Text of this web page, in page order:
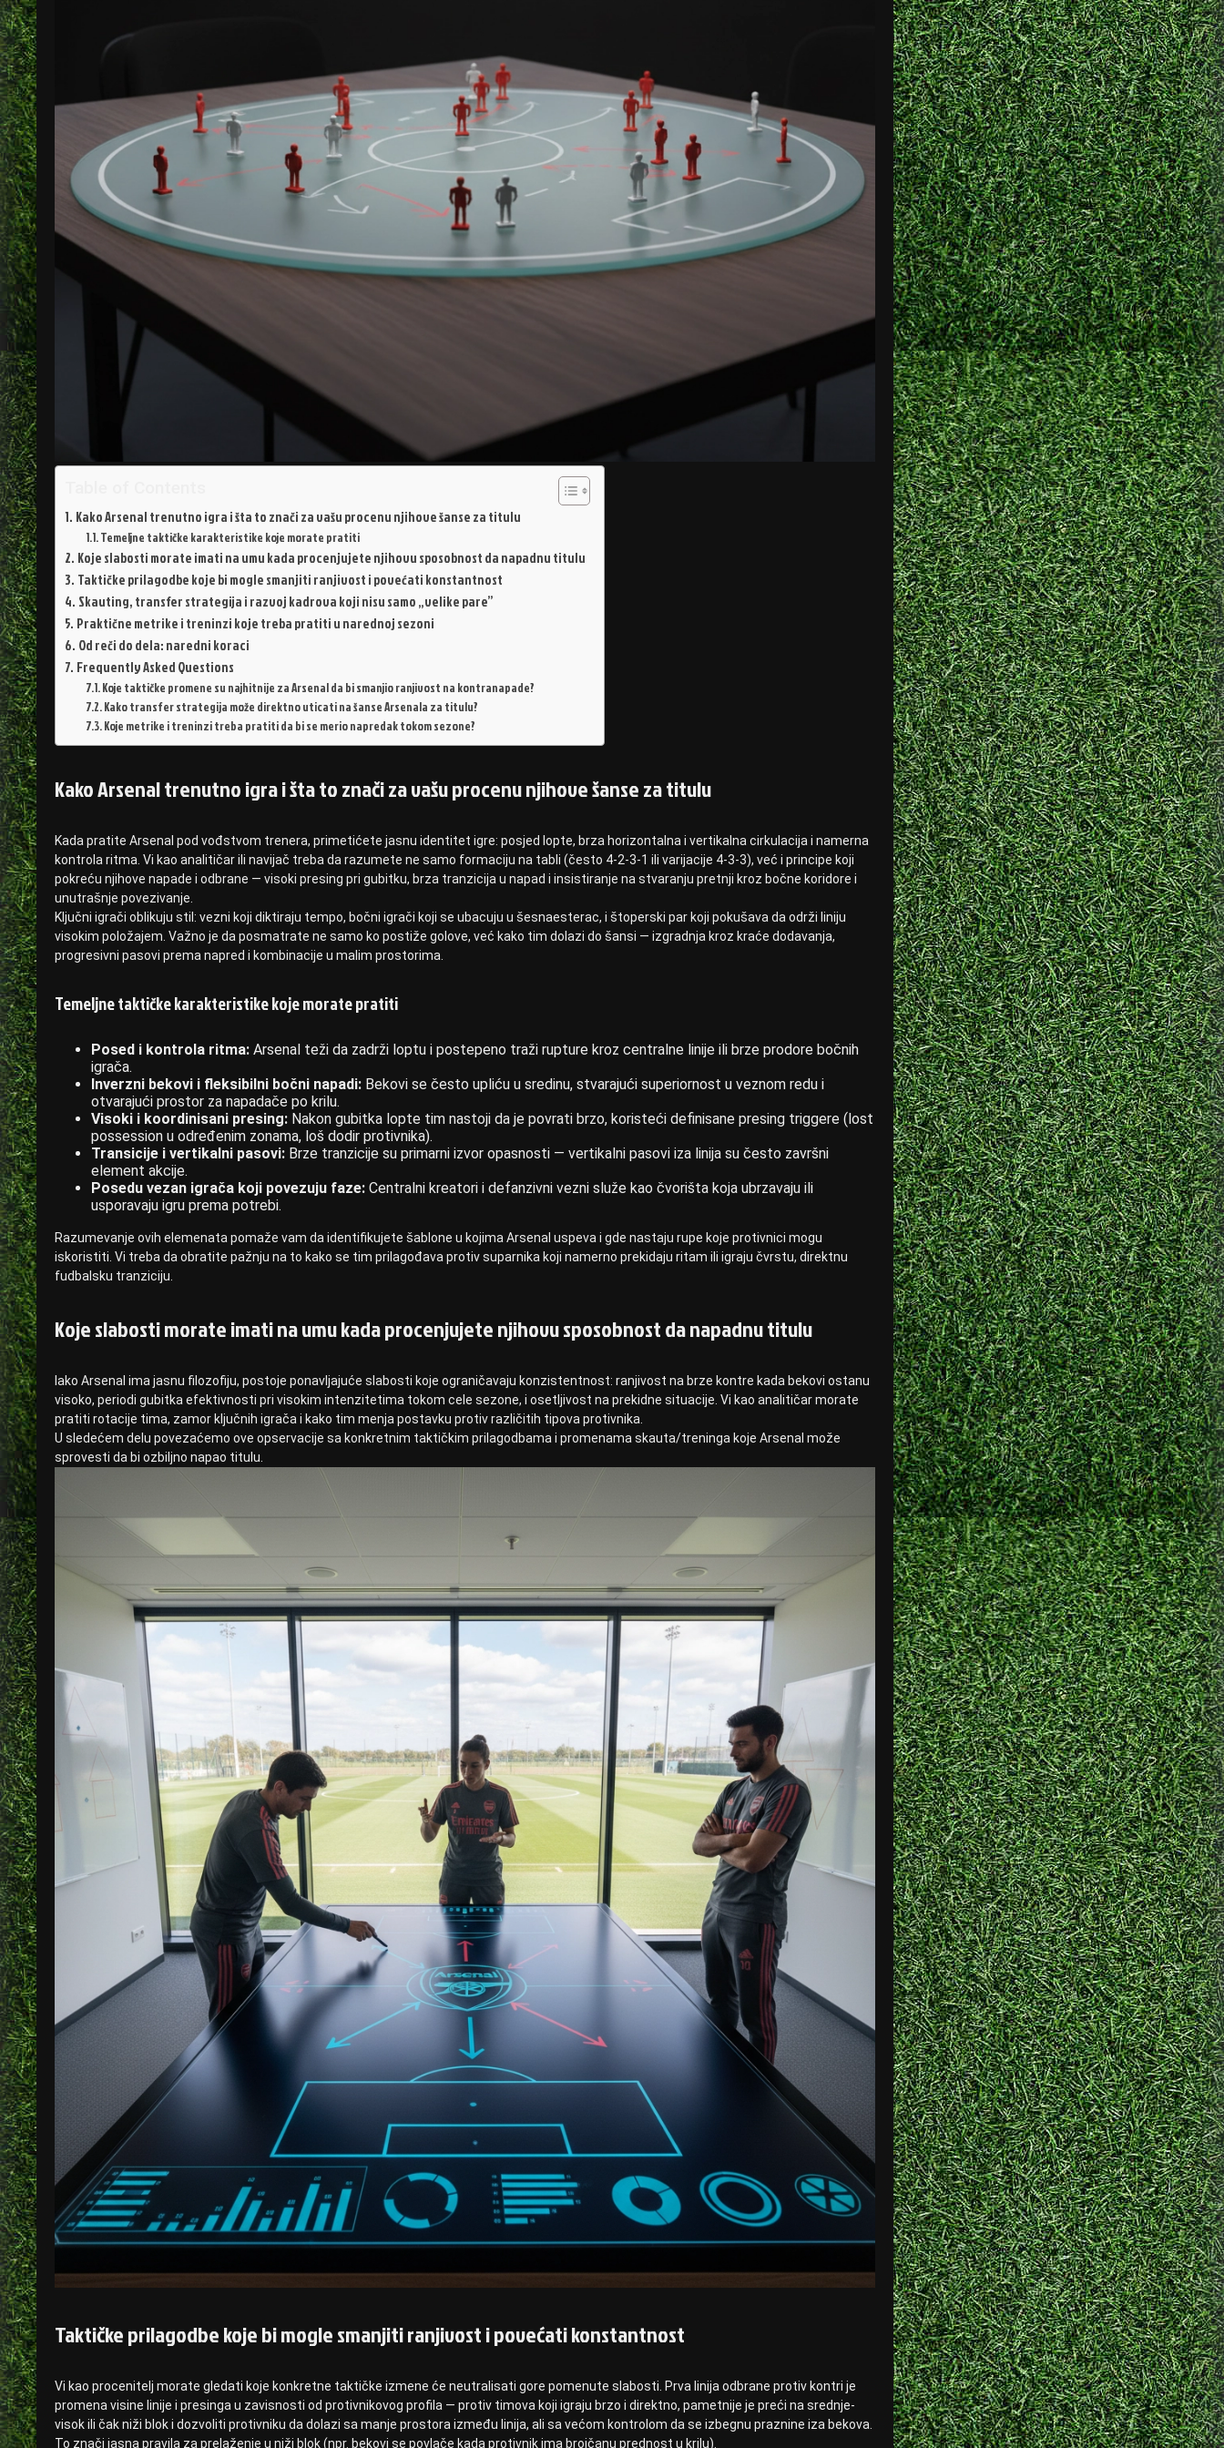
Kako Arsenal trenutno igra i šta to znači za vašu procenu njihove šanse za titulu
Temeljne taktičke karakteristike koje morate pratiti
Koje slabosti morate imati na umu kada procenjujete njihovu sposobnost da napadnu titulu
Taktičke prilagodbe koje bi mogle smanjiti ranjivost i povećati konstantnost
Skauting, transfer strategija i razvoj kadrova koji nisu samo „velike pare”
Praktične metrike i treninzi koje treba pratiti u narednoj sezoni
Od reči do dela: naredni koraci
Frequently Asked Questions
Koje taktičke promene su najhitnije za Arsenal da bi smanjio ranjivost na kontranapade?
Kako transfer strategija može direktno uticati na šanse Arsenala za titulu?
Koje metrike i treninzi treba pratiti da bi se merio napredak tokom sezone?
Kako Arsenal trenutno igra i šta to znači za vašu procenu njihove šanse za titulu
Kada pratite Arsenal pod vođstvom trenera, primetićete jasnu identitet igre: posjed lopte, brza horizontalna i vertikalna cirkulacija i namerna
kontrola ritma. Vi kao analitičar ili navijač treba da razumete ne samo formaciju na tabli (često 4-2-3-1 ili varijacije 4-3-3), već i principe koji
pokreću njihove napade i odbrane — visoki presing pri gubitku, brza tranzicija u napad i insistiranje na stvaranju pretnji kroz bočne koridore i
unutrašnje povezivanje.
Ključni igrači oblikuju stil: vezni koji diktiraju tempo, bočni igrači koji se ubacuju u šesnaesterac, i štoperski par koji pokušava da održi liniju
visokim položajem. Važno je da posmatrate ne samo ko postiže golove, već kako tim dolazi do šansi — izgradnja kroz kraće dodavanja,
progresivni pasovi prema napred i kombinacije u malim prostorima.
Temeljne taktičke karakteristike koje morate pratiti
Posed i kontrola ritma: Arsenal teži da zadrži loptu i postepeno traži rupture kroz centralne linije ili brze prodore bočnih
igrača.
Inverzni bekovi i fleksibilni bočni napadi: Bekovi se često upliću u sredinu, stvarajući superiornost u veznom redu i
otvarajući prostor za napadače po krilu.
Visoki i koordinisani presing: Nakon gubitka lopte tim nastoji da je povrati brzo, koristeći definisane presing triggere (lost
possession u određenim zonama, loš dodir protivnika).
Transicije i vertikalni pasovi: Brze tranzicije su primarni izvor opasnosti — vertikalni pasovi iza linija su često završni
element akcije.
Posedu vezan igrača koji povezuju faze: Centralni kreatori i defanzivni vezni služe kao čvorišta koja ubrzavaju ili
usporavaju igru prema potrebi.
Razumevanje ovih elemenata pomaže vam da identifikujete šablone u kojima Arsenal uspeva i gde nastaju rupe koje protivnici mogu
iskoristiti. Vi treba da obratite pažnju na to kako se tim prilagođava protiv suparnika koji namerno prekidaju ritam ili igraju čvrstu, direktnu
fudbalsku tranziciju.
Koje slabosti morate imati na umu kada procenjujete njihovu sposobnost da napadnu titulu
Iako Arsenal ima jasnu filozofiju, postoje ponavljajuće slabosti koje ograničavaju konzistentnost: ranjivost na brze kontre kada bekovi ostanu
visoko, periodi gubitka efektivnosti pri visokim intenzitetima tokom cele sezone, i osetljivost na prekidne situacije. Vi kao analitičar morate
pratiti rotacije tima, zamor ključnih igrača i kako tim menja postavku protiv različitih tipova protivnika.
U sledećem delu povezaćemo ove opservacije sa konkretnim taktičkim prilagodbama i promenama skauta/treninga koje Arsenal može
sprovesti da bi ozbiljno napao titulu.
Taktičke prilagodbe koje bi mogle smanjiti ranjivost i povećati konstantnost
Vi kao procenitelj morate gledati koje konkretne taktičke izmene će neutralisati gore pomenute slabosti. Prva linija odbrane protiv kontri je
promena visine linije i presinga u zavisnosti od protivnikovog profila — protiv timova koji igraju brzo i direktno, pametnije je preći na srednje-
visok ili čak niži blok i dozvoliti protivniku da dolazi sa manje prostora između linija, ali sa većom kontrolom da se izbegnu praznine iza bekova.
To znači jasna pravila za prelaženje u niži blok (npr. bekovi se povlače kada protivnik ima brojčanu prednost u krilu).